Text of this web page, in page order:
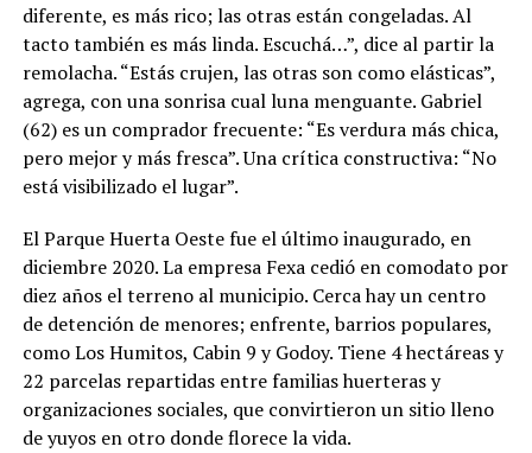
diferente, es más rico; las otras están congeladas. Al
tacto también es más linda. Escuchá…”, dice al partir la
remolacha. “Estás crujen, las otras son como elásticas”,
agrega, con una sonrisa cual luna menguante. Gabriel
(62) es un comprador frecuente: “Es verdura más chica,
pero mejor y más fresca”. Una crítica constructiva: “No
está visibilizado el lugar”.
El Parque Huerta Oeste fue el último inaugurado, en
diciembre 2020. La empresa Fexa cedió en comodato por
diez años el terreno al municipio. Cerca hay un centro
de detención de menores; enfrente, barrios populares,
como Los Humitos, Cabin 9 y Godoy. Tiene 4 hectáreas y
22 parcelas repartidas entre familias huerteras y
organizaciones sociales, que convirtieron un sitio lleno
de yuyos en otro donde florece la vida.